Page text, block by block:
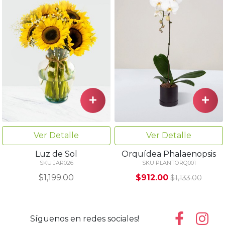
Ver Detalle
Luz de Sol
SKU JAR026
$1,199.00
Ver Detalle
Orquídea Phalaenopsis
SKU PLANTORQ001
$912.00 $1,133.00
Síguenos en redes sociales!